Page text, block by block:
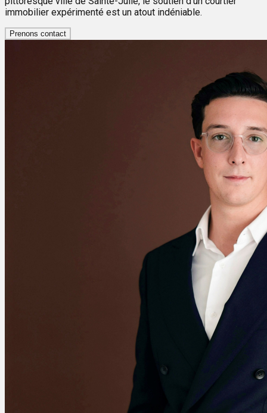
immobilier expérimenté est un atout indéniable.
Prenons contact